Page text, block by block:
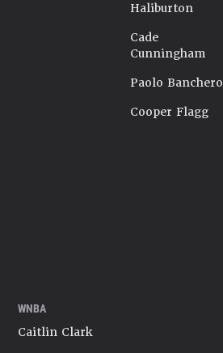
Haliburton
Cade
Cunningham
Paolo Banchero
Cooper Flagg
WNBA
Caitlin Clark